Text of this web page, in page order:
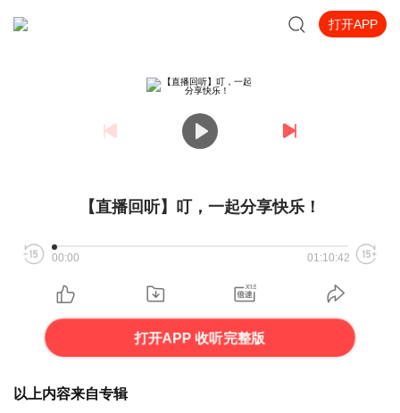
打开APP
【直播回听】叮，一起分享快乐！
00:00 01:10:42
打开APP 收听完整版
以上内容来自专辑